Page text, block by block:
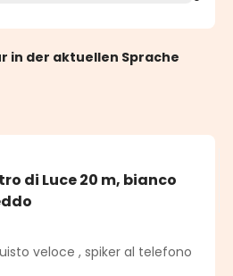
in der aktuellen Sprache
di Luce 20 m, bianco
von 5 von 5 Sternen
veloce , spiker al telefono